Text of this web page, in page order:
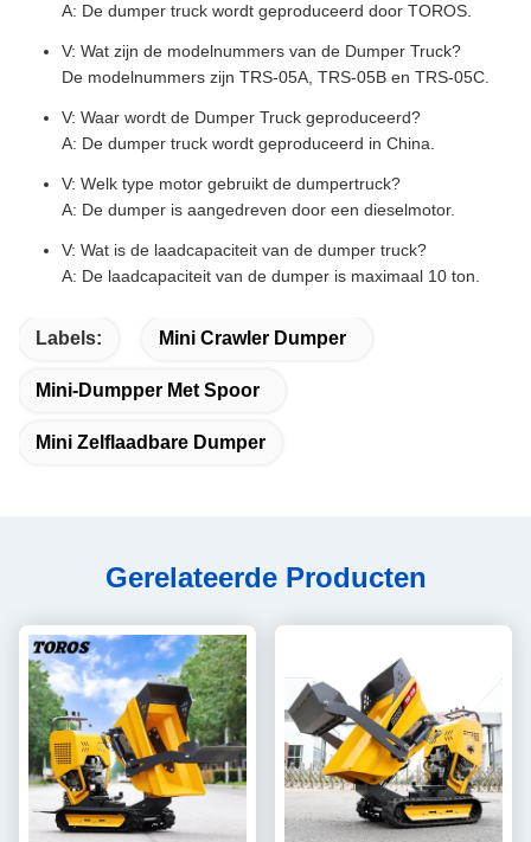
A: De dumper truck wordt geproduceerd door TOROS.
V: Wat zijn de modelnummers van de Dumper Truck?
De modelnummers zijn TRS-05A, TRS-05B en TRS-05C.
V: Waar wordt de Dumper Truck geproduceerd?
A: De dumper truck wordt geproduceerd in China.
V: Welk type motor gebruikt de dumpertruck?
A: De dumper is aangedreven door een dieselmotor.
V: Wat is de laadcapaciteit van de dumper truck?
A: De laadcapaciteit van de dumper is maximaal 10 ton.
Labels: Mini Crawler Dumper
Mini-Dumpper Met Spoor
Mini Zelflaadbare Dumper
Gerelateerde Producten